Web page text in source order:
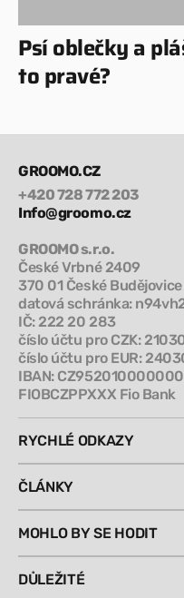
Psí oblečky a
to pravé?
GROOMO.CZ
+420 728 772 203
Info@groomo.cz
GROOMO s.r.o.
České Vrbné 2409
370 01 České Budějovice
datová schránka:
IČ: 222 20 283
číslo účtu pro CZK:
číslo účtu pro EUR:
IBAN:
FIOBCZPPXXX Fio Bank
RYCHLÉ ODKAZY
ČLÁNKY
MOHLO BY SE HODIT
DŮLEŽITÉ